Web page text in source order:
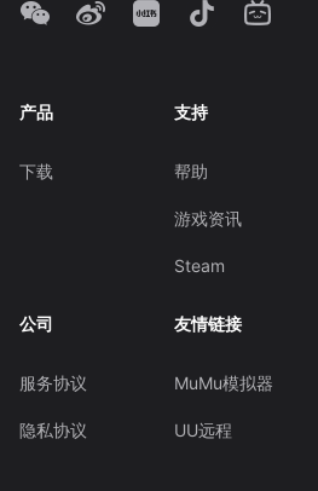
产品
下载
支持
帮助
游戏资讯
Steam
公司
服务协议
隐私协议
友情链接
MuMu模拟器
UU远程